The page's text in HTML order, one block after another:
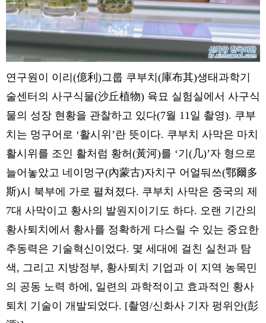
연구원이 이리(億利)그룹 쿠부치(庫布其)생태과학기
술센터의 사구식물(沙丘植物) 육묘 실험실에서 사구식
물의 성장 현황을 관찰하고 있다(7월 11일 촬영). 쿠부
치는 멍구어로 ‘활시위’란 뜻이다. 쿠부치 사막은 마치
활시위를 조인 활처럼 황허(黃河)를 ‘기(几)’자 형으로
늘어놓았고 네이멍구(內蒙古)자치구 어얼둬쓰(鄂爾多
斯)시 북부에 가로 펼쳐졌다. 쿠부치 사막은 중국의 제
7대 사막이고 황사의 발원지이기도 하다. 오랜 기간의
황사퇴치에서 황사를 정확하게 다스릴 수 있는 중요한
추동력은 기술혁신이었다. 몇 세대에 걸친 실천과 탐
색, 그리고 지방정부, 황사퇴치 기업과 이 지역 농목민
의 공동 노력 하에, 일련의 과학적이고 효과적인 황사
퇴치 기술이 개발되었다. [촬영/신화사 기자 펑위안(彭